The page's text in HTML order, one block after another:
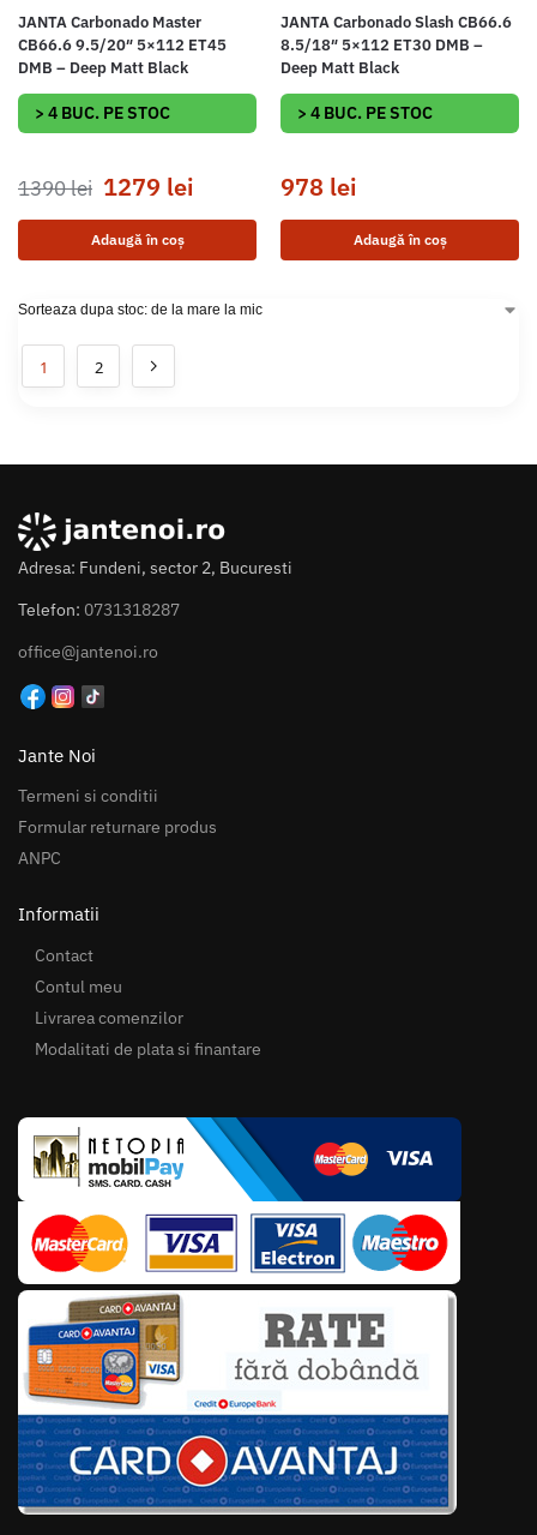
JANTA Carbonado Master
CB66.6 9.5/20″ 5×112 ET45
DMB – Deep Matt Black
> 4 BUC. PE STOC
1390lei 1279 lei
Adaugă în coș
JANTA Carbonado Slash CB66.6
8.5/18″ 5×112 ET30 DMB –
Deep Matt Black
> 4 BUC. PE STOC
978 lei
Adaugă în coș
1 2
Adresa: Fundeni, sector 2, Bucuresti
Telefon: 0731318287
office@jantenoi.ro
Jante Noi
Termeni si conditii
Formular returnare produs
ANPC
Informatii
Contact
Contul meu
Livrarea comenzilor
Modalitati de plata si finantare